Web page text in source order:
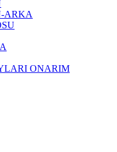
ARKA
ONARIM